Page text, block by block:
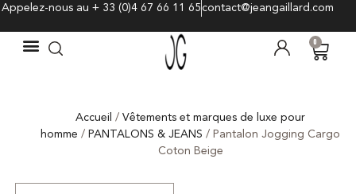
Appelez-nous au + 33 (0)4 67 66 11 65contact@jeangaillard.com
0
Accueil /Vêtements et marques de luxe pour
homme / PANTALONS & JEANS / Pantalon Jogging Cargo
Coton Beige